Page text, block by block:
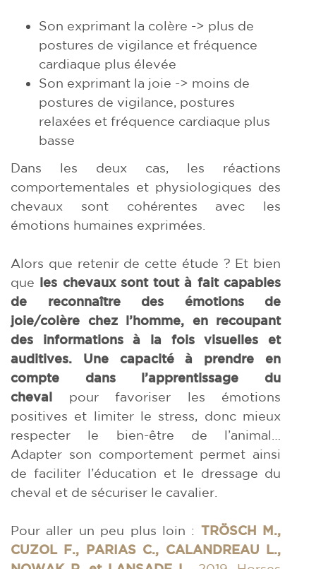
Son exprimant la colère -> plus de
postures de vigilance et fréquence
cardiaque plus élevée
Son exprimant la joie -> moins de
postures de vigilance, postures
relaxées et fréquence cardiaque plus
basse
Dans les deux cas, les réactions
comportementales et physiologiques des
chevaux sont cohérentes avec les
émotions humaines exprimées.
Alors que retenir de cette étude ? Et bien
que les chevaux sont tout à fait capables
de reconnaître des émotions de
joie/colère chez l’homme, en recoupant
des informations à la fois visuelles et
auditives. Une capacité à prendre en
compte dans l’apprentissage du
cheval pour favoriser les émotions
positives et limiter le stress, donc mieux
respecter le bien-être de l’animal…
Adapter son comportement permet ainsi
de faciliter l’éducation et le dressage du
cheval et de sécuriser le cavalier.
Pour aller un peu plus loin : TRÖSCH M.,
CUZOL F., PARIAS C., CALANDREAU L.,